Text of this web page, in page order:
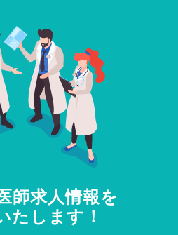
師求人情報を
たします！